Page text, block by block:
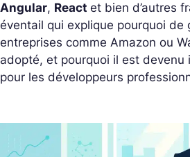
Angular, React et bien d’autres
éventail qui explique pourquoi de
entreprises comme Amazon ou
adopté, et pourquoi il est devenu
pour les développeurs